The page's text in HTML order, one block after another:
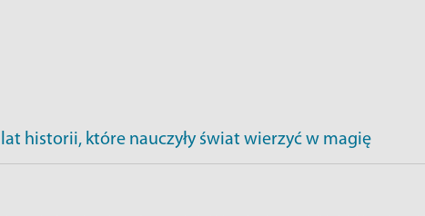
historii, które nauczyły świat wierzyć w magię